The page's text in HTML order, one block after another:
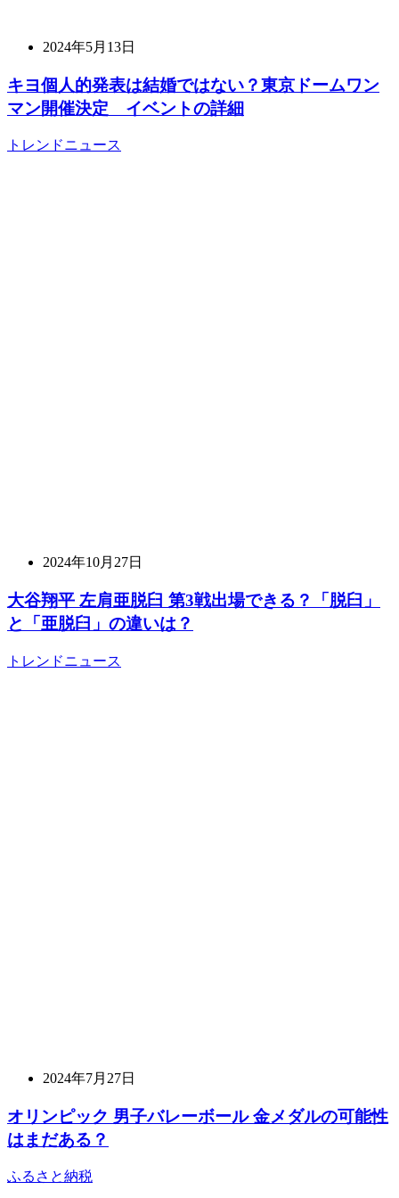
2024年5月13日
キヨ個人的発表は結婚ではない？東京ドームワン
マン開催決定 イベントの詳細
トレンドニュース
2024年10月27日
大谷翔平 左肩亜脱臼 第3戦出場できる？「脱臼」
と「亜脱臼」の違いは？
トレンドニュース
2024年7月27日
オリンピック 男子バレーボール 金メダルの可能性
はまだある？
ふるさと納税